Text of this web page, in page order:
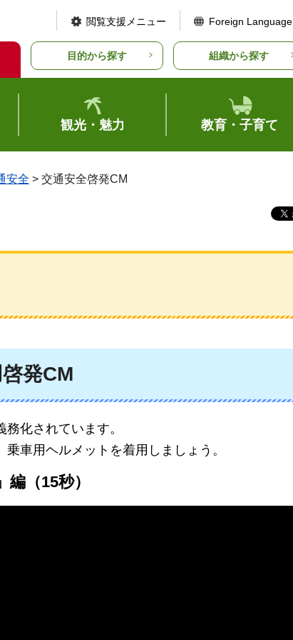
閲覧支援メニュー Foreign Language
目的から探す 組織から探す
観光・魅力 教育・子育て
安全 > 交通安全啓発CM
発CM
化されています。
車用ヘルメットを着用しましょう。
（15秒）